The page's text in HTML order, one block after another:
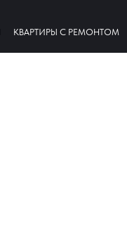
КВАРТИРЫ С РЕМОНТОМ